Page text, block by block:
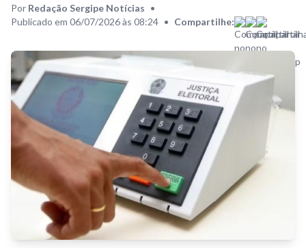
Por Redação Sergipe Notícias •
Publicado em 06/07/2026 às 08:24 • Compartilhe: